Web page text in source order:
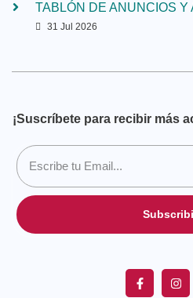
TABLÓN DE ANUNCIOS Y
31 Jul 2026
¡Suscríbete para recibir más